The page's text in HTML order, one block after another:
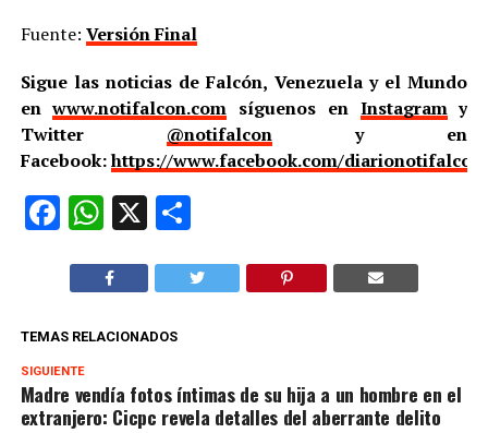
Fuente: Versión Final
Sigue las noticias de Falcón, Venezuela y el Mundo
enwww.notifalcon.com síguenos en Instagramy
Twitter @notifalcony en
Facebook:https://www.facebook.com/
Facebook
WhatsApp
X
TEMAS RELACIONADOS
SIGUIENTE
Madre vendía fotos íntimas de su hija a un hombre en el
extranjero: Cicpc revela detalles del aberrante delito